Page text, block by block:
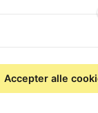
Accepter alle